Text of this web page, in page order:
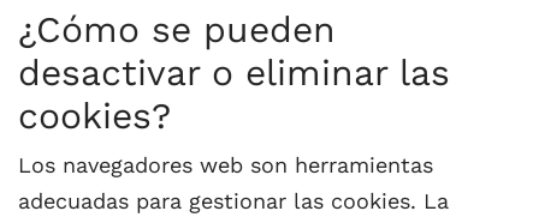
¿Cómo se pueden
desactivar o eliminar las
cookies?
Los navegadores web son herramientas
adecuadas para gestionar las cookies. La